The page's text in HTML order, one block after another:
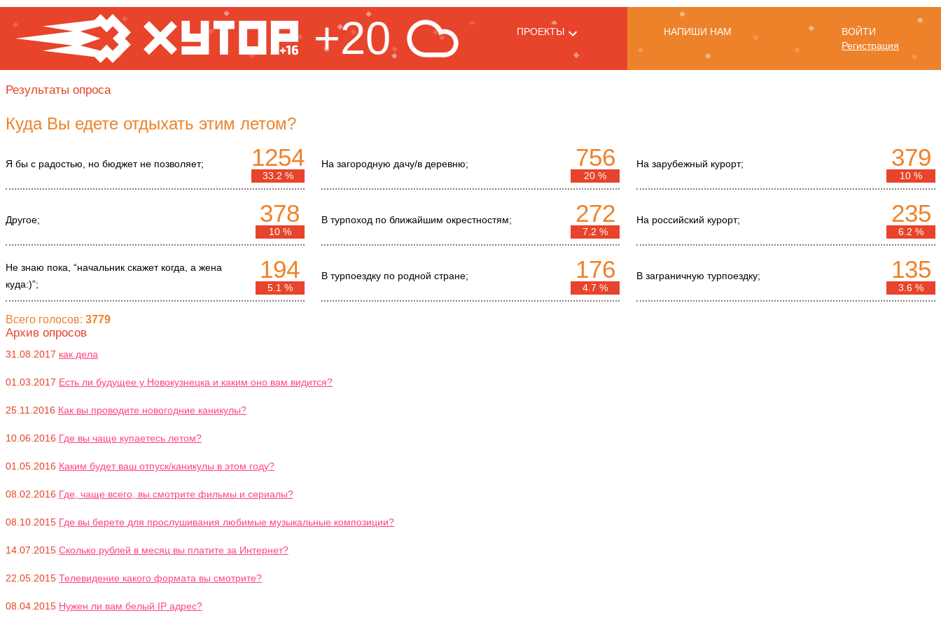
+20 ПРОЕКТЫ НАПИШИ НАМ
ВОЙТИ
Регистрация
Результаты опроса
Куда Вы едете отдыхать этим летом?
Я бы с радостью, но бюджет не позволяет; 1254
33.2 %
На загородную дачу/в деревню; 756
20 %
На зарубежный курорт; 379
10 %
Другое; 378
10 %
В турпоход по ближайшим окрестностям; 272
7.2 %
На российский курорт; 235
6.2 %
Не знаю пока, “начальник скажет когда, а жена
куда:)”;
194
5.1 %
В турпоездку по родной стране; 176
4.7 %
В заграничную турпоездку; 135
3.6 %
Всего голосов: 3779
Архив опросов
31.08.2017 как дела
01.03.2017 Есть ли будущее у Новокузнецка и каким оно вам видится?
25.11.2016 Как вы проводите новогодние каникулы?
10.06.2016 Где вы чаще купаетесь летом?
01.05.2016 Каким будет ваш отпуск/каникулы в этом году?
08.02.2016 Где, чаще всего, вы смотрите фильмы и сериалы?
08.10.2015 Где вы берете для прослушивания любимые музыкальные композиции?
14.07.2015 Сколько рублей в месяц вы платите за Интернет?
22.05.2015 Телевидение какого формата вы смотрите?
08.04.2015 Нужен ли вам белый IP адрес?